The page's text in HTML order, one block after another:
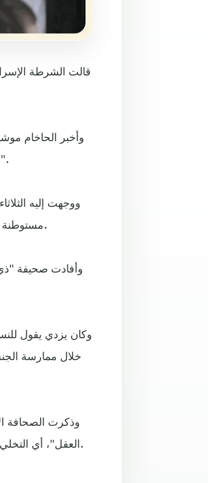
قالت الشرطة
"نزع نجاساتهن" مقابل مبالغ مالية وأقنعهن بأنه يتصرف وفقاً للقانون اليهودي.
مستوطنة جفعات زئيف بالضفة الغربية المحتلة، وذلك بعد اعتقاله في 27 نيسان/أبريل.
وأفادت صحيفة
وكان يزدي يقول
خلال ممارسة
وذكرت الصحافة
العقل"، أي التخلي عن الفكر الشخصي والاشتراك فقط في القيم والمبادئ القادمة من التوراة.